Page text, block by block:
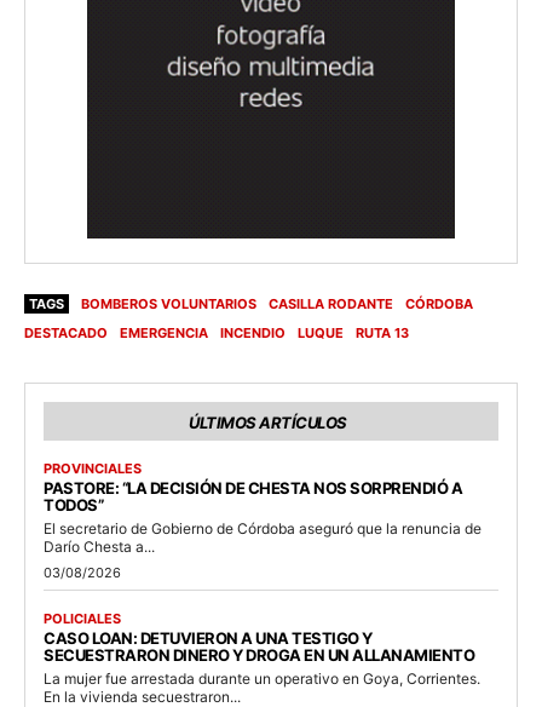
TAGS BOMBEROS VOLUNTARIOS CASILLA RODANTE
CÓRDOBA
DESTACADO
EMERGENCIA INCENDIO LUQUE RUTA 13
ÚLTIMOS ARTÍCULOS
PROVINCIALES
PASTORE: “LA DECISIÓN DE CHESTA NOS SORPRENDIÓ A
TODOS”
El secretario de Gobierno de Córdoba aseguró que la renuncia de
Darío Chesta a...
03/08/2026
POLICIALES
CASO LOAN: DETUVIERON A UNA TESTIGO Y
SECUESTRARON DINERO Y DROGA EN UN ALLANAMIENTO
La mujer fue arrestada durante un operativo en Goya, Corrientes.
En la vivienda secuestraron...